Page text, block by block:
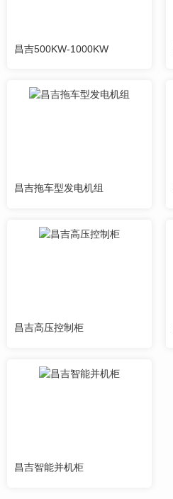
昌吉500KW-1000KW
昌吉拖车型发电机组
昌吉高压控制柜
昌吉智能并机柜